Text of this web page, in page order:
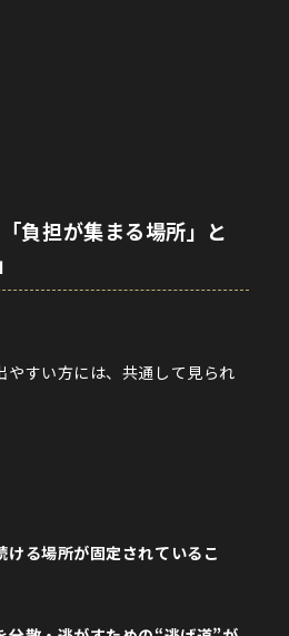
負担が集まる場所」と
やすい方には、共通して見られ
ける場所が固定されているこ